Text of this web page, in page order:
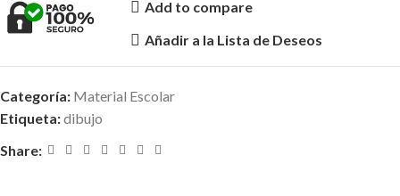
Add to compare
Añadir a la Lista de Deseos
Categoría: Material Escolar
Etiqueta:dibujo
Share: